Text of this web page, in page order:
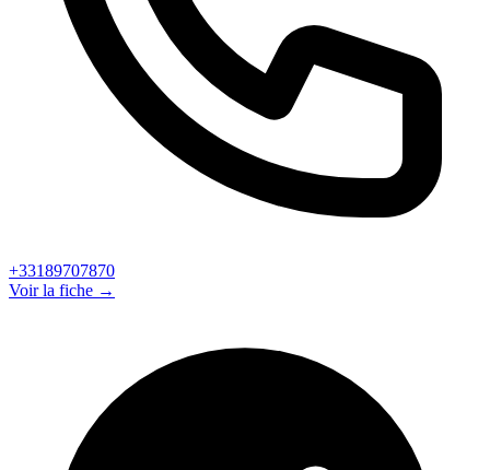
+33189707870
Voir la fiche →